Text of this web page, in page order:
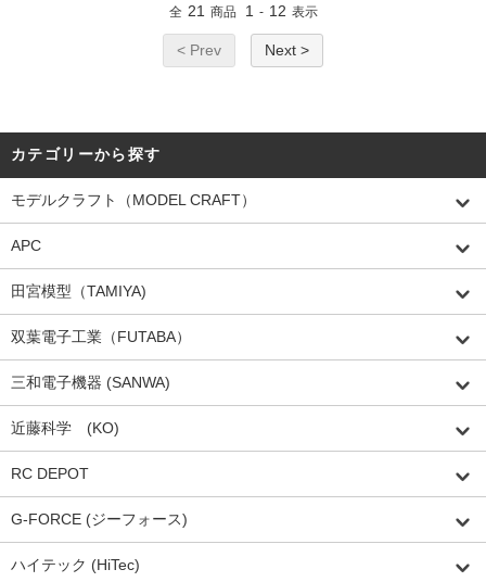
全 21 商品 1 - 12 表示
< Prev Next >
カテゴリーから探す
モデルクラフト（MODEL CRAFT）
APC
田宮模型（TAMIYA)
双葉電子工業（FUTABA）
三和電子機器 (SANWA)
近藤科学 (KO)
RC DEPOT
G-FORCE (ジーフォース)
ハイテック (HiTec)